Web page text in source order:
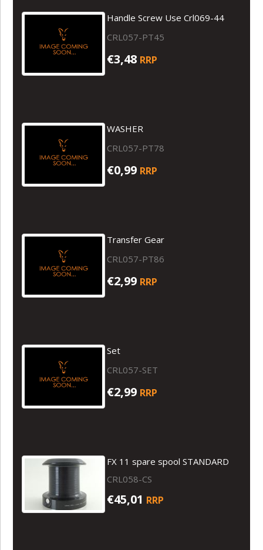
Handle Screw Use Crl069-44
CRL057-PT45
€3,48 RRP
WASHER
CRL057-PT78
€0,99 RRP
Transfer Gear
CRL057-PT86
€2,99 RRP
Set
CRL057-SET
€2,99 RRP
FX 11 spare spool STANDARD
CRL058-CS
€45,01 RRP